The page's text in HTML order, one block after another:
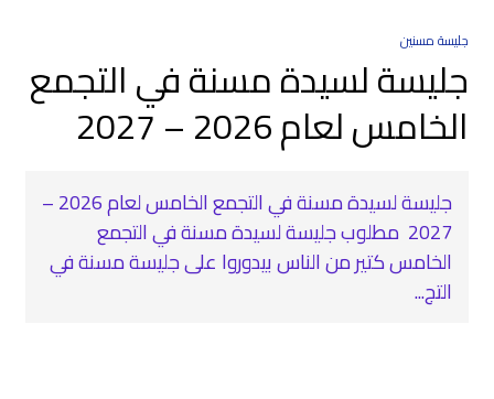
جليسة مسنين
جليسة لسيدة مسنة في التجمع
الخامس لعام 2026 – 2027
جليسة لسيدة مسنة في التجمع الخامس لعام 2026 –
2027 ‍ مطلوب جليسة لسيدة مسنة في التجمع
الخامس كتير من الناس بيدوروا على جليسة مسنة في
التج...